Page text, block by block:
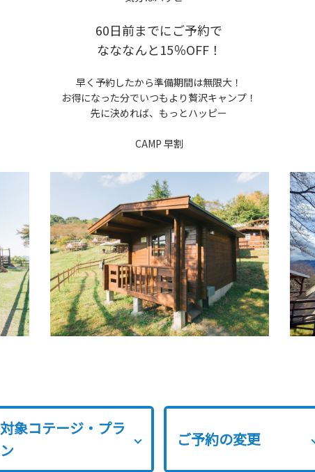
60日前までにご予約で
なななんと15％OFF！
早く予約したから準備期間は無限大！
お得になった分でいつもより贅沢キャンプ！
先に決めれば、もっとハッピー
CAMP 早割
対象コテージ・プラ
ン
ご予約の変更